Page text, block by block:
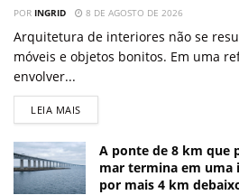
POR INGRID 8 DE AGOSTO DE 2026
Arquitetura de interiores não se
móveis e objetos bonitos. Em uma
envolver...
LEIA MAIS
A ponte de 8 km que
mar termina em
por mais 4 km